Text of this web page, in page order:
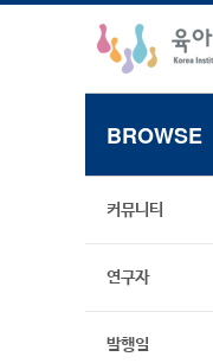
BROWSE
커뮤니티
연구자
발행일